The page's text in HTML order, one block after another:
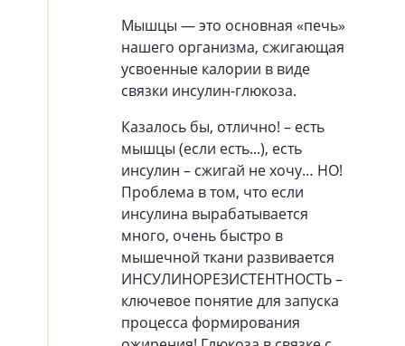
Мышцы — это основная «печь»
нашего организма, сжигающая
усвоенные калории в виде
связки инсулин-глюкоза.
Казалось бы, отлично! – есть
мышцы (если есть...), есть
инсулин – сжигай не хочу… НО!
Проблема в том, что если
инсулина вырабатывается
много, очень быстро в
мышечной ткани развивается
ИНСУЛИНОРЕЗИСТЕНТНОСТЬ –
ключевое понятие для запуска
процесса формирования